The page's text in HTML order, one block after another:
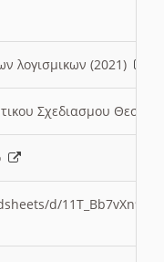
λογισμικων (2021)
Σχεδιασμου
d/